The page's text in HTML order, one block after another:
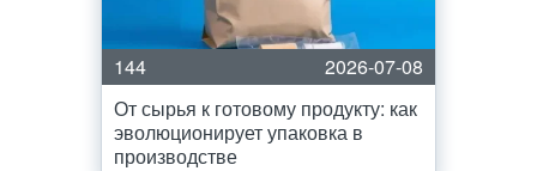
144
2026-07-08
От сырья к готовому продукту: как
эволюционирует упаковка в
производстве